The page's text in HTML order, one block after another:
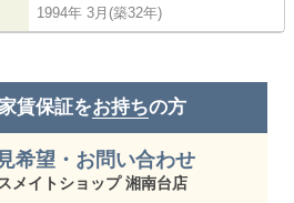
1994年 3月(築32年)
賃保証をお持ちの方
希望・お問い合わせ
メイトショップ 湘南台店